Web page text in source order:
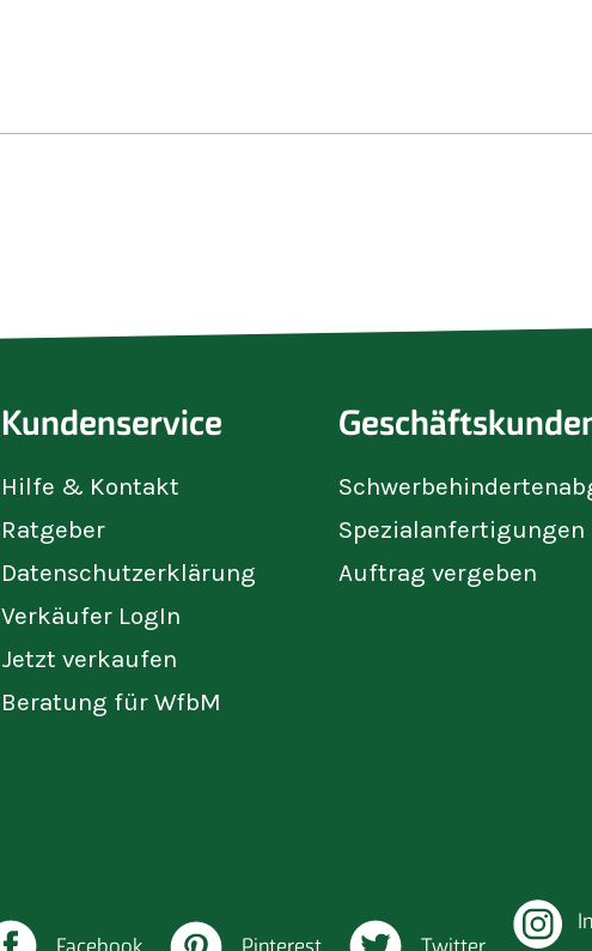
Kundenservice
Hilfe & Kontakt
Ratgeber
Datenschutzerklärung
Verkäufer LogIn
Jetzt verkaufen
Beratung für WfbM
Spezialanfertigungen
Auftrag vergeben